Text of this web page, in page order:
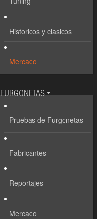
Historicos y clasicos
Mercado
FURGONETAS
Pruebas de Furgonetas
Fabricantes
Reportajes
Mercado